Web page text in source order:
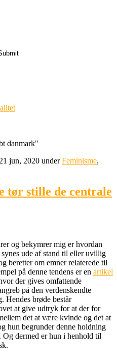
danmark"
jun, 2020 underFeminisme,
tør stille de centrale
og bekymrer mig er hvordan
ude af stand til eller uvillig
beretter om emner relaterede til
på denne tendens er en artikel
der gives omfattende
på den verdenskendte
Hendes brøde består
at give udtryk for at der for
det at være kvinde og det at
hun begrunder denne holdning
Og dermed er hun i henhold til